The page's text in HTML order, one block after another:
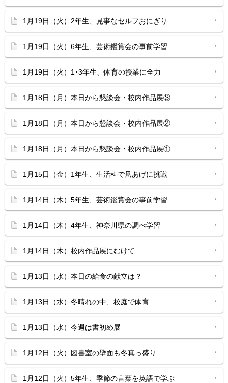
1月19日（火）2年生、見事なセルフおにぎり
1月19日（火）6年生、芸術鑑賞会の事前学習
1月19日（火）1･3年生、体育の授業に全力
1月18日（月）本日から懇談会・校内作品展③
1月18日（月）本日から懇談会・校内作品展②
1月18日（月）本日から懇談会・校内作品展①
1月15日（金）1年生、生活科で凧あげに挑戦
1月14日（木）5年生、芸術鑑賞会の事前学習
1月14日（木）4年生、神奈川県の調べ学習
1月14日（木）校内作品展にむけて
1月13日（水）本日の給食の献立は？
1月13日（水）冬晴れの中、校庭で体育
1月13日（水）今週は書初め展
1月12日（火）図書室の壁面も冬真っ盛り
1月12日（火）5年生、季節の言葉を英語で学ぶ